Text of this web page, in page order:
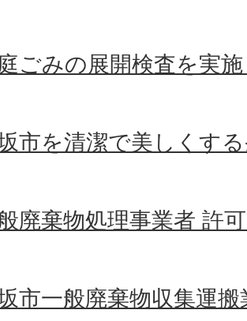
ごみの展開検査を実
市を清潔で美しくす
廃棄物処理事業者 許
市一般廃棄物収集運